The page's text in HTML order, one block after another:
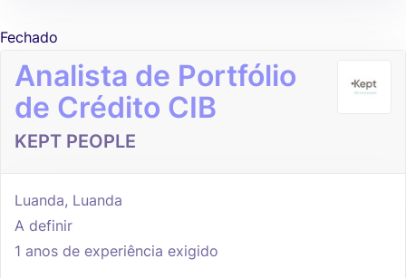
Fechado
Analista de Portfólio
de Crédito CIB
KEPT PEOPLE
Luanda, Luanda
A definir
1 anos de experiência exigido